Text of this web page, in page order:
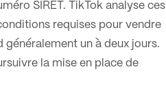
SIRET. TikTok analyse ces
requises pour vendre
un à deux jours.
la mise en place de